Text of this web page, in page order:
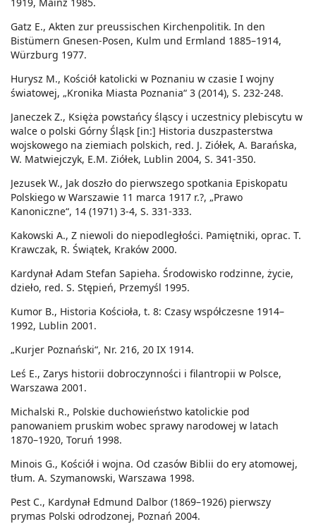
1919, Mainz 1985.
Gatz E., Akten zur preussischen Kirchenpolitik. In den
Bistümern Gnesen-Posen, Kulm und Ermland 1885–1914,
Würzburg 1977.
Hurysz M., Kościół katolicki w Poznaniu w czasie I wojny
światowej, „Kronika Miasta Poznania“ 3 (2014), S. 232-248.
Janeczek Z., Księża powstańcy śląscy i uczestnicy plebiscytu w
walce o polski Górny Śląsk [in:] Historia duszpasterstwa
wojskowego na ziemiach polskich, red. J. Ziółek, A. Barańska,
W. Matwiejczyk, E.M. Ziółek, Lublin 2004, S. 341-350.
Jezusek W., Jak doszło do pierwszego spotkania Episkopatu
Polskiego w Warszawie 11 marca 1917 r.?, „Prawo
Kanoniczne“, 14 (1971) 3-4, S. 331-333.
Kakowski A., Z niewoli do niepodległości. Pamiętniki, oprac. T.
Krawczak, R. Świątek, Kraków 2000.
Kardynał Adam Stefan Sapieha. Środowisko rodzinne, życie,
dzieło, red. S. Stępień, Przemyśl 1995.
Kumor B., Historia Kościoła, t. 8: Czasy współczesne 1914–
1992, Lublin 2001.
„Kurjer Poznański“, Nr. 216, 20 IX 1914.
Leś E., Zarys historii dobroczynności i filantropii w Polsce,
Warszawa 2001.
Michalski R., Polskie duchowieństwo katolickie pod
panowaniem pruskim wobec sprawy narodowej w latach
1870–1920, Toruń 1998.
Minois G., Kościół i wojna. Od czasów Biblii do ery atomowej,
tłum. A. Szymanowski, Warszawa 1998.
Pest C., Kardynał Edmund Dalbor (1869–1926) pierwszy
prymas Polski odrodzonej, Poznań 2004.